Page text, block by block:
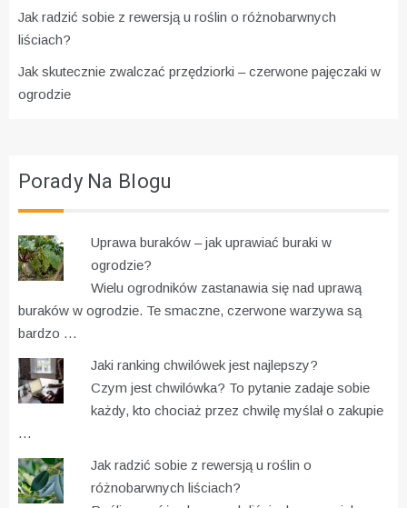
Jak radzić sobie z rewersją u roślin o różnobarwnych
liściach?
Jak skutecznie zwalczać przędziorki – czerwone pajęczaki w
ogrodzie
Porady Na Blogu
Uprawa buraków – jak uprawiać buraki w
ogrodzie?
Wielu ogrodników zastanawia się nad uprawą
buraków w ogrodzie. Te smaczne, czerwone warzywa są
bardzo …
Jaki ranking chwilówek jest najlepszy?
Czym jest chwilówka? To pytanie zadaje sobie
każdy, kto chociaż przez chwilę myślał o zakupie
…
Jak radzić sobie z rewersją u roślin o
różnobarwnych liściach?